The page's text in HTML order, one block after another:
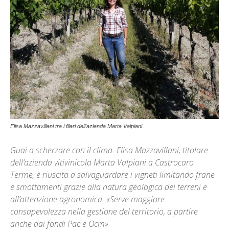
Elisa Mazzavillani tra i filari dell'azienda Marta Valpiani
Guai a scherzare con il clima. Elisa Mazzavillani, titolare
dell’azienda vitivinicola Marta Valpiani a Castrocaro
Terme, è riuscita a salvaguardare i vigneti limitando frane
e smottamenti grazie alla natura geologica dei terreni e
all’attenzione agronomica. «Serve maggiore
consapevolezza nella gestione del territorio, a partire
anche dai fondi Pac e Ocm»